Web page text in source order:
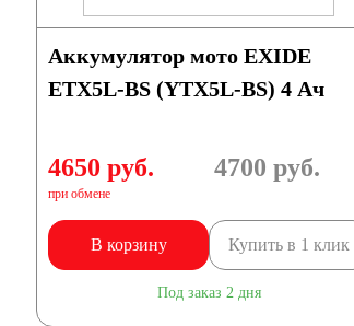
Аккумулятор мото EXIDE
ETX5L-BS (YTX5L-BS) 4 Ач
4650 руб.
при обмене
4700 руб.
В корзину Купить в 1 клик
Под заказ 2 дня